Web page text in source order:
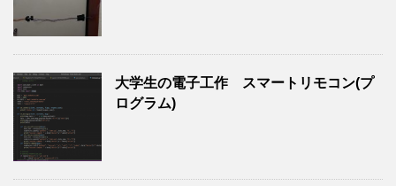
大学生の電子工作 スマートリモコン(プ
ログラム)